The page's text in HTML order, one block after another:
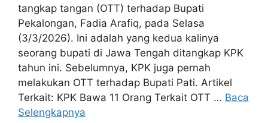
tangkap tangan (OTT) terhadap Bupati
Pekalongan, Fadia Arafiq, pada Selasa
(3/3/2026). Ini adalah yang kedua kalinya
seorang bupati di Jawa Tengah ditangkap KPK
tahun ini. Sebelumnya, KPK juga pernah
melakukan OTT terhadap Bupati Pati. Artikel
Terkait: KPK Bawa 11 Orang Terkait OTT … Baca
Selengkapnya